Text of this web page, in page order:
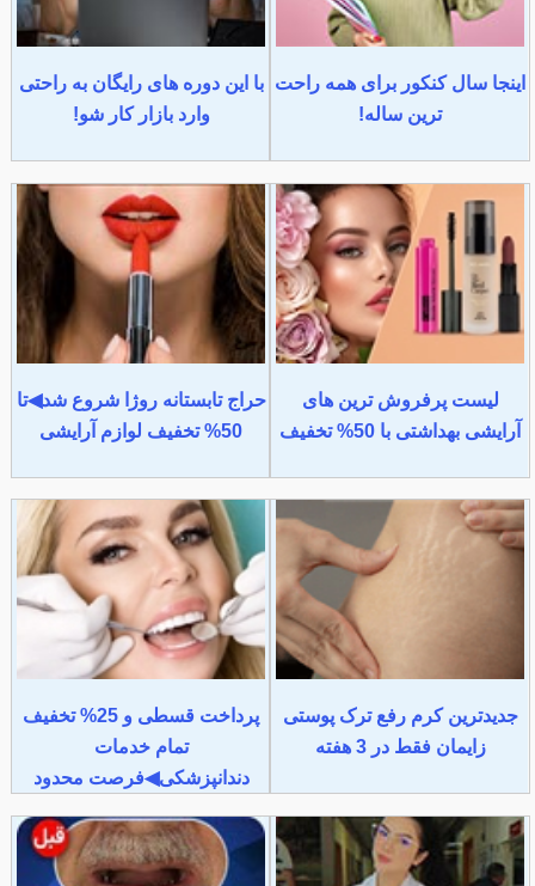
اینجا سال کنکور برای همه راحت
ترین ساله!
با این دوره های رایگان به راحتی
وارد بازار کار شو!
لیست پرفروش ترین های
آرایشی بهداشتی با 50% تخفیف
حراج تابستانه روژا شروع شد◀تا
50% تخفیف لوازم آرایشی
جدیدترین کرم رفع ترک پوستی
زایمان فقط در 3 هفته
پرداخت قسطی و 25% تخفیف
تمام خدمات
دندانپزشکی◀فرصت محدود